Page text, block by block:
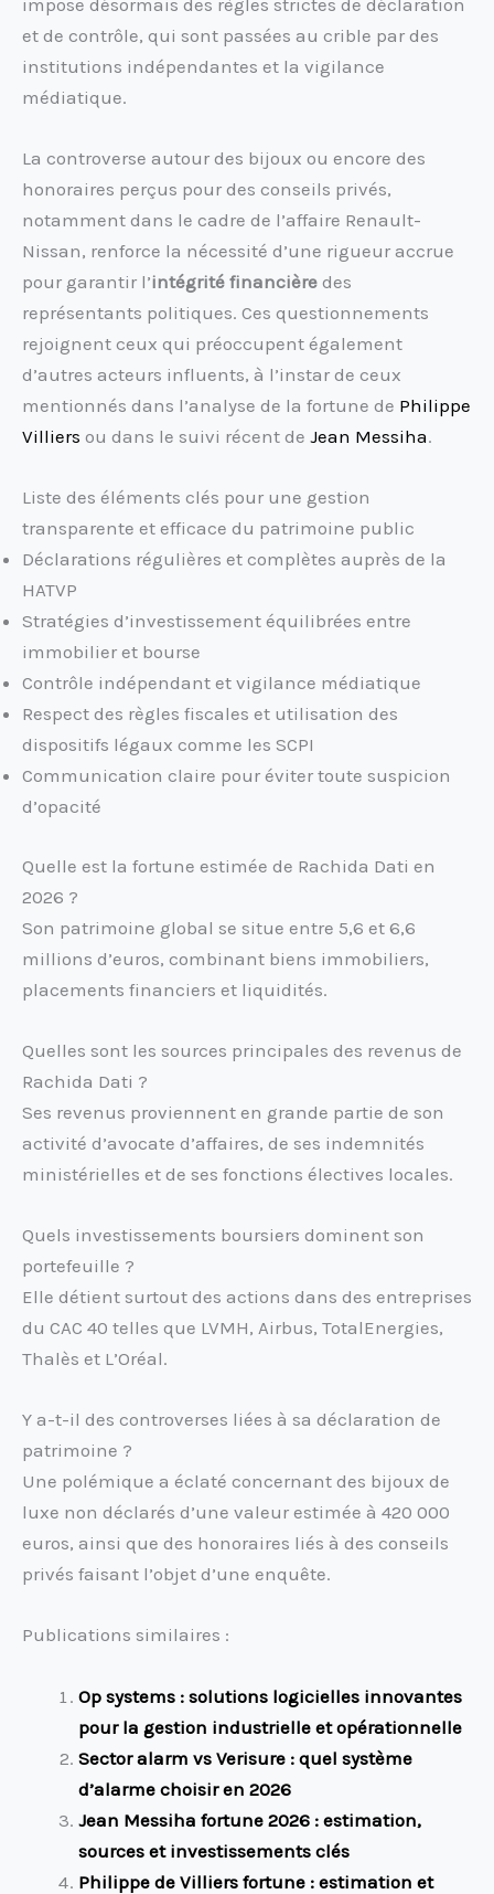
et de contrôle, qui sont passées au crible par des
institutions indépendantes et la vigilance
médiatique.
La controverse autour des bijoux ou encore des
honoraires perçus pour des conseils privés,
notamment dans le cadre de l’affaire Renault-
Nissan, renforce la nécessité d’une rigueur accrue
pour garantir l’intégrité financière des
représentants politiques. Ces questionnements
rejoignent ceux qui préoccupent également
d’autres acteurs influents, à l’instar de ceux
mentionnés dans l’analyse de la fortune de Philippe
Villiers ou dans le suivi récent de Jean Messiha.
Liste des éléments clés pour une gestion
transparente et efficace du patrimoine public
Déclarations régulières et complètes auprès de la
HATVP
Stratégies d’investissement équilibrées entre
immobilier et bourse
Contrôle indépendant et vigilance médiatique
Respect des règles fiscales et utilisation des
dispositifs légaux comme les SCPI
Communication claire pour éviter toute suspicion
d’opacité
Quelle est la fortune estimée de Rachida Dati en
2026 ?
Son patrimoine global se situe entre 5,6 et 6,6
millions d’euros, combinant biens immobiliers,
placements financiers et liquidités.
Quelles sont les sources principales des revenus de
Rachida Dati ?
Ses revenus proviennent en grande partie de son
activité d’avocate d’affaires, de ses indemnités
ministérielles et de ses fonctions électives locales.
Quels investissements boursiers dominent son
portefeuille ?
Elle détient surtout des actions dans des entreprises
du CAC 40 telles que LVMH, Airbus, TotalEnergies,
Thalès et L’Oréal.
Y a-t-il des controverses liées à sa déclaration de
patrimoine ?
Une polémique a éclaté concernant des bijoux de
luxe non déclarés d’une valeur estimée à 420 000
euros, ainsi que des honoraires liés à des conseils
privés faisant l’objet d’une enquête.
Publications similaires :
Op systems : solutions logicielles innovantes
pour la gestion industrielle et opérationnelle
Sector alarm vs Verisure : quel système
d’alarme choisir en 2026
Jean Messiha fortune 2026 : estimation,
sources et investissements clés
Philippe de Villiers fortune : estimation et